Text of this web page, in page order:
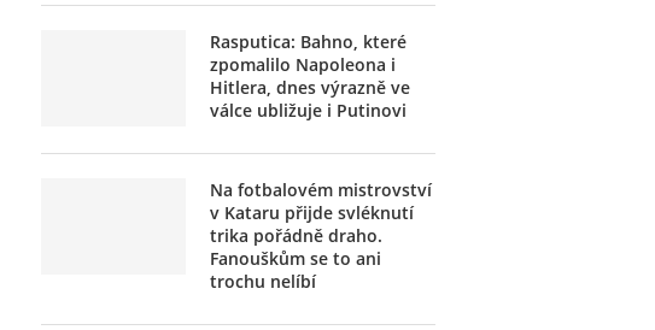
Rasputica: Bahno, které
zpomalilo Napoleona i
Hitlera, dnes výrazně ve
válce ubližuje i Putinovi
Na fotbalovém mistrovství
v Kataru přijde svléknutí
trika pořádně draho.
Fanouškům se to ani
trochu nelíbí